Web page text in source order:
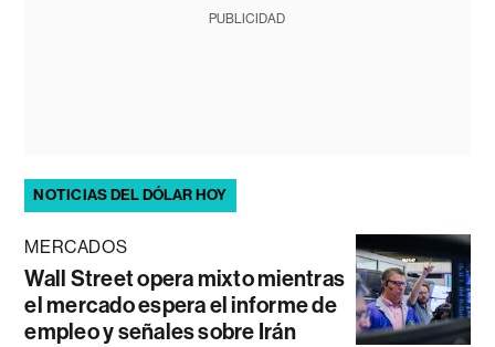
PUBLICIDAD
NOTICIAS DEL DÓLAR HOY
MERCADOS
Wall Street opera mixto mientras
el mercado espera el informe de
empleo y señales sobre Irán